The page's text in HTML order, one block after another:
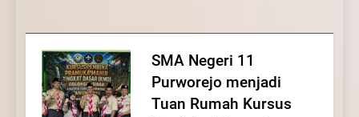
dan Pengabdian Generasi
Pramuka
Pramuka
Kepedulian
SMA Negeri 11
Purworejo menjadi
Tuan Rumah Kursus